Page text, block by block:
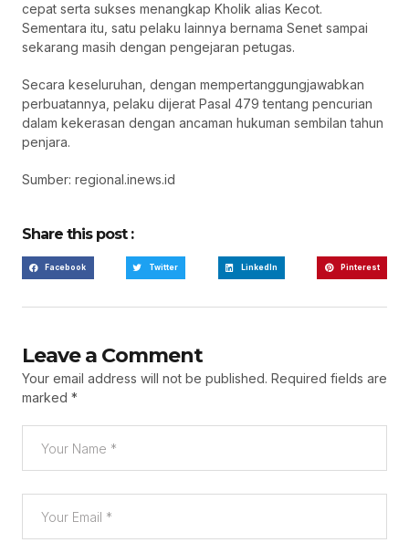
cepat serta sukses menangkap Kholik alias Kecot.
Sementara itu, satu pelaku lainnya bernama Senet sampai
sekarang masih dengan pengejaran petugas.
Secara keseluruhan, dengan mempertanggungjawabkan
perbuatannya, pelaku dijerat Pasal 479 tentang pencurian
dalam kekerasan dengan ancaman hukuman sembilan tahun
penjara.
Sumber: regional.inews.id
Share this post :
Facebook Twitter LinkedIn Pinterest
Leave a Comment
Your email address will not be published. Required fields are
marked *